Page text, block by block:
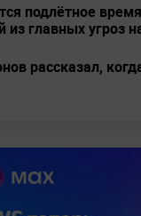
подлётное
из главных угроз
рассказал,